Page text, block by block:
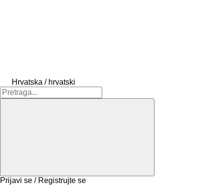
Hrvatska / hrvatski
Prijavi se / Registrujte se